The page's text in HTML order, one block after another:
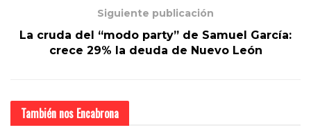
Siguiente publicación
La cruda del “modo party” de Samuel García:
crece 29% la deuda de Nuevo León
También nos Encabrona